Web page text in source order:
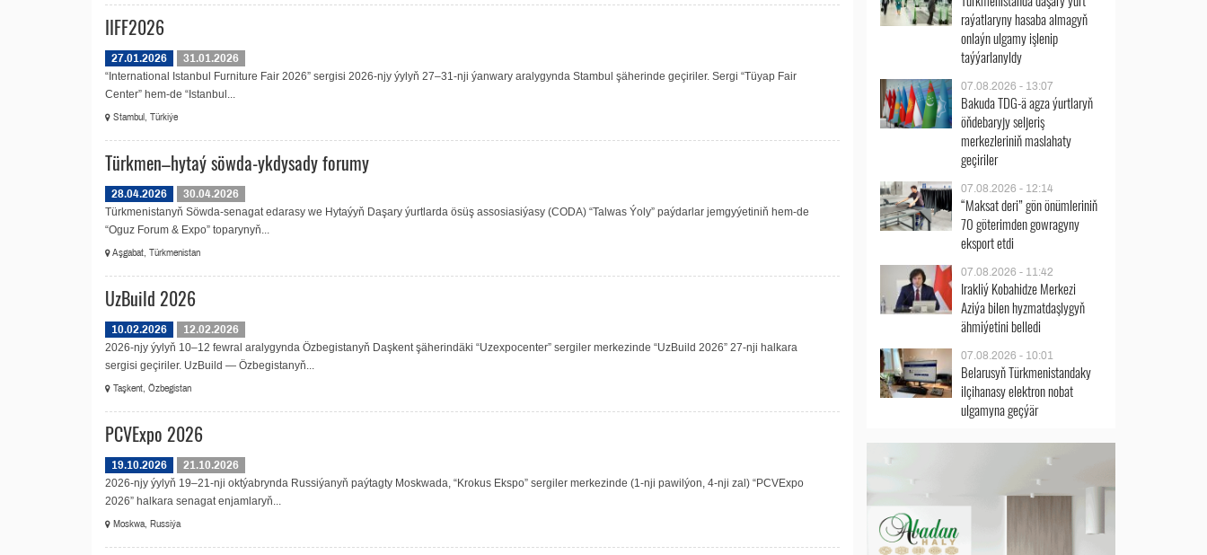
IIFF2026
27.01.2026
31.01.2026
“International Istanbul Furniture Fair 2026” sergisi 2026-njy ýylyň 27–31-nji ýanwary aralygynda Stambul şäherinde geçiriler. Sergi “Tüyap Fair
Center” hem-de “Istanbul...
Stambul, Türkiýe
Türkmen–hytaý söwda-ykdysady forumy
28.04.2026
30.04.2026
Türkmenistanyň Söwda-senagat edarasy we Hytaýyň Daşary ýurtlarda ösüş assosiasiýasy (CODA) “Talwas Ýoly” paýdarlar jemgyýetiniň hem-de
“Oguz Forum & Expo” toparynyň...
Aşgabat, Türkmenistan
UzBuild 2026
10.02.2026
12.02.2026
2026-njy ýylyň 10–12 fewral aralygynda Özbegistanyň Daşkent şäherindäki “Uzexpocenter” sergiler merkezinde “UzBuild 2026” 27-nji halkara
sergisi geçiriler. UzBuild — Özbegistanyň...
Taşkent, Özbegistan
PCVExpo 2026
19.10.2026
21.10.2026
2026-njy ýylyň 19–21-nji oktýabrynda Russiýanyň paýtagty Moskwada, “Krokus Ekspo” sergiler merkezinde (1-nji pawilýon, 4-nji zal) “PCVExpo
2026” halkara senagat enjamlaryň...
Moskwa, Russiýa
raýatlaryny hasaba almagyň
onlaýn ulgamy işlenip
taýýarlanyldy
07.08.2026 - 13:07
Bakuda TDG-ä agza ýurtlaryň
öňdebaryjy seljeriş
merkezleriniň maslahaty
geçiriler
07.08.2026 - 12:14
“Maksat deri” gön önümleriniň
70 göterimden gowragyny
eksport etdi
07.08.2026 - 11:42
Irakliý Kobahidze Merkezi
Aziýa bilen hyzmatdaşlygyň
ähmiýetini belledi
07.08.2026 - 10:01
Belarusyň Türkmenistandaky
ilçihanasy elektron nobat
ulgamyna geçýär